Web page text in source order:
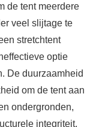
de tent meerdere
veel slijtage te
stretchtent
optie
De duurzaamheid
om de tent aan
ondergronden,
integriteit.